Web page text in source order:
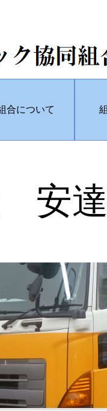
合について
安